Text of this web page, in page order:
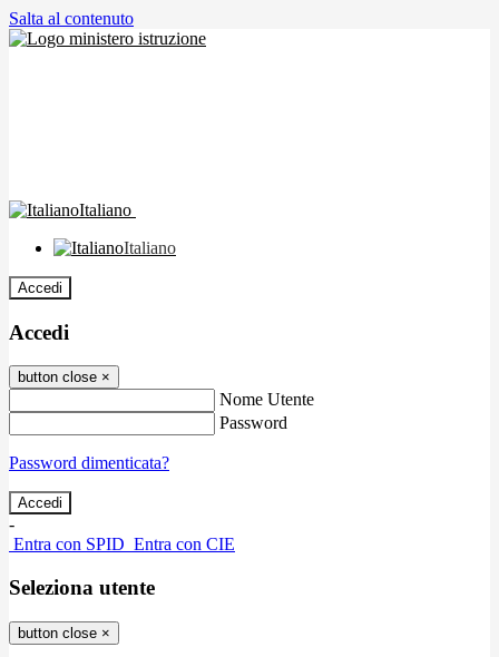
Salta al contenuto
Italiano
Italiano
Accedi
Accedi
button close ×
Nome Utente
Password
Password dimenticata?
-
Entra con SPID Entra con CIE
Seleziona utente
button close ×